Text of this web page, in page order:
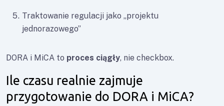
Traktowanie regulacji jako „projektu
jednorazowego”
DORA i MiCA to proces ciągły, nie checkbox.
Ile czasu realnie zajmuje
przygotowanie do DORA i MiCA?